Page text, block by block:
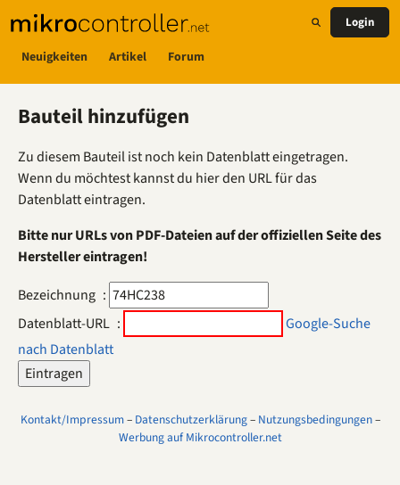
Neuigkeiten Artikel Forum
Login
Bauteil hinzufügen
Zu diesem Bauteil ist noch kein Datenblatt eingetragen.
Wenn du möchtest kannst du hier den URL für das
Datenblatt eintragen.
Bitte nur URLs von PDF-Dateien auf der offiziellen Seite des
Hersteller eintragen!
Bezeichnung :
Datenblatt-URL :
Google-Suche
nach Datenblatt
Kontakt/Impressum– Datenschutzerklärung– Nutzungsbedingungen–
Werbung auf Mikrocontroller.net